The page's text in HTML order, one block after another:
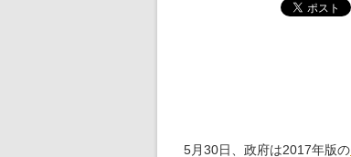
5月30日、政府は2017年版の